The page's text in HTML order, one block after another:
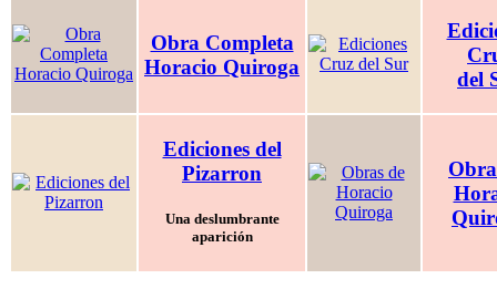
Obra Completa
Horacio Quiroga
del
Ediciones del
Pizarron
Una deslumbrante
aparición